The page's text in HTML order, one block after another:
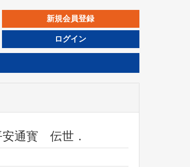
新規会員登録
ログイン
通寳 伝世．